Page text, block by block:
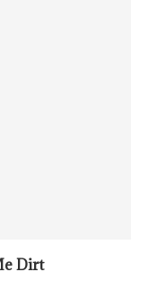
Dirt